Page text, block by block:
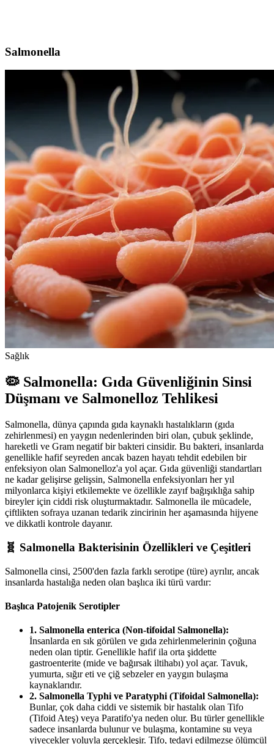
Salmonella
Sağlık
🦠 Salmonella: Gıda Güvenliğinin Sinsi
Düşmanı ve Salmonelloz Tehlikesi
Salmonella, dünya çapında gıda kaynaklı hastalıkların (gıda
zehirlenmesi) en yaygın nedenlerinden biri olan, çubuk şeklinde,
hareketli ve Gram negatif bir bakteri cinsidir. Bu bakteri, insanlarda
genellikle hafif seyreden ancak bazen hayatı tehdit edebilen bir
enfeksiyon olan Salmonelloz'a yol açar. Gıda güvenliği standartları
ne kadar gelişirse gelişsin, Salmonella enfeksiyonları her yıl
milyonlarca kişiyi etkilemekte ve özellikle zayıf bağışıklığa sahip
bireyler için ciddi risk oluşturmaktadır. Salmonella ile mücadele,
çiftlikten sofraya uzanan tedarik zincirinin her aşamasında hijyene
ve dikkatli kontrole dayanır.
🧬 Salmonella Bakterisinin Özellikleri ve Çeşitleri
Salmonella cinsi, 2500'den fazla farklı serotipe (türe) ayrılır, ancak
insanlarda hastalığa neden olan başlıca iki türü vardır:
Başlıca Patojenik Serotipler
1. Salmonella enterica (Non-tifoidal Salmonella):
İnsanlarda en sık görülen ve gıda zehirlenmelerinin çoğuna
neden olan tiptir. Genellikle hafif ila orta şiddette
gastroenterite (mide ve bağırsak iltihabı) yol açar. Tavuk,
yumurta, sığır eti ve çiğ sebzeler en yaygın bulaşma
kaynaklarıdır.
2. Salmonella Typhi ve Paratyphi (Tifoidal Salmonella):
Bunlar, çok daha ciddi ve sistemik bir hastalık olan Tifo
(Tifoid Ateş) veya Paratifo'ya neden olur. Bu türler genellikle
sadece insanlarda bulunur ve bulaşma, kontamine su veya
yiyecekler yoluyla gerçekleşir. Tifo, tedavi edilmezse ölümcül